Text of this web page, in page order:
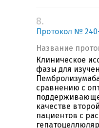
8.
Протокол №
Название
Клиническое
фазы для
сравнению с
качестве
пациентов с